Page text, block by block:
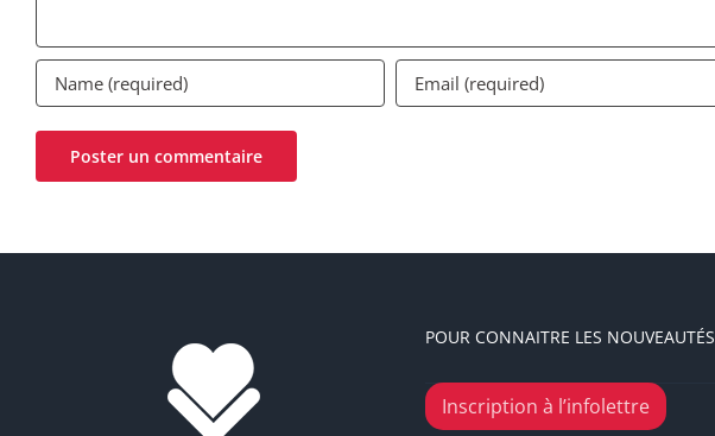
POUR CONNAITRE LES NOUVEAUTÉS
Inscription à l’infolettre